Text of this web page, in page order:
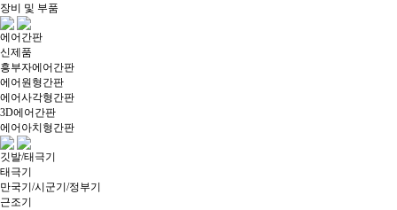
장비 및 부품
에어간판
신제품
흥부자에어간판
에어원형간판
에어사각형간판
3D에어간판
에어아치형간판
깃발/태극기
태극기
만국기/시군기/정부기
근조기